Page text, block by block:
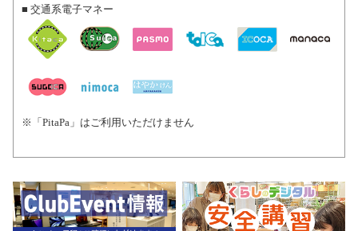
■ 交通系電子マネー
※「PitaPa」はご利用いただけません